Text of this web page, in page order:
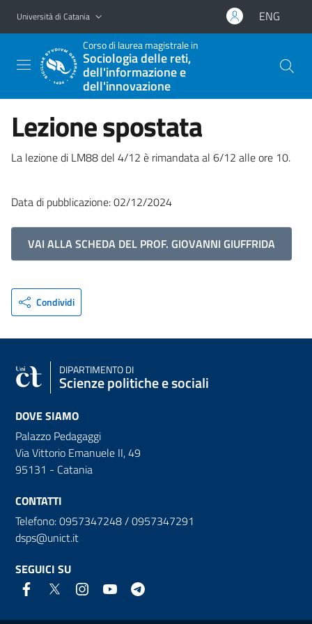
Vai al contenuto principale
Vai al menu di navigazione
Università di Catania ENG
Corso di laurea magistrale in
Sociologia delle reti,
dell'informazione e
dell'innovazione
Lezione spostata
La lezione di LM88 del 4/12 è rimandata al 6/12 alle ore 10.
Data di pubblicazione: 02/12/2024
VAI ALLA SCHEDA DEL PROF. GIOVANNI GIUFFRIDA
Condividi
DIPARTIMENTO DI
Scienze politiche e sociali
DOVE SIAMO
Palazzo Pedagaggi
Via Vittorio Emanuele II, 49
95131 - Catania
CONTATTI
Telefono: 0957347248 / 0957347291
dsps@unict.it
SEGUICI SU